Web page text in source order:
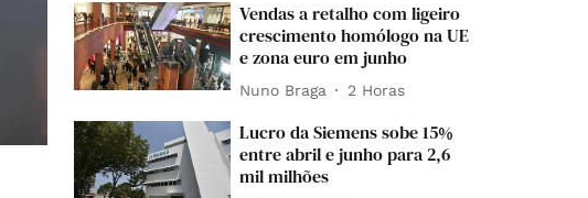
Vendas a retalho com ligeiro
crescimento homólogo na UE
e zona euro em junho
Nuno Braga 2 Horas
Lucro da Siemens sobe 15%
entre abril e junho para 2,6
mil milhões